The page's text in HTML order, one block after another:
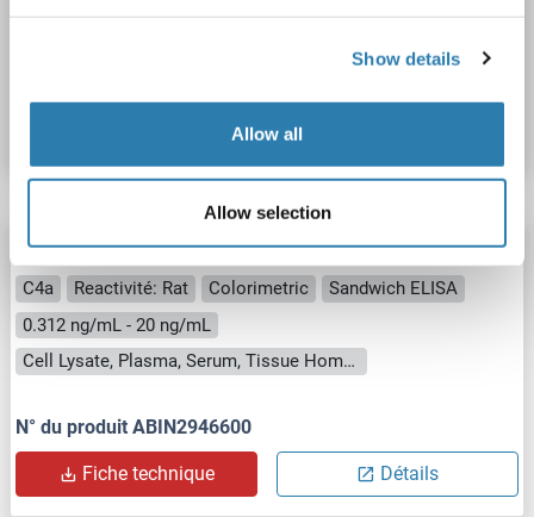
Show details
Allow all
Allow selection
C4A Kit ELISA
C4a Reactivité: Rat Colorimetric
Sandwich ELISA
0.312 ng/mL - 20 ng/mL
Cell Lysate, Plasma, Serum, Tissue Homogenate
N° du produit ABIN2946600
Fiche technique Détails